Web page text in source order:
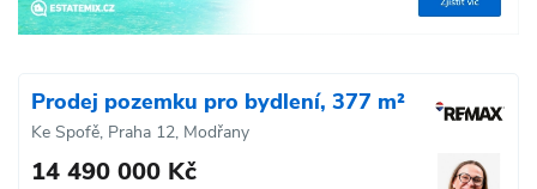
Prodej pozemku pro bydlení, 377 m²
Ke Spofě, Praha 12, Modřany
14 490 000 Kč